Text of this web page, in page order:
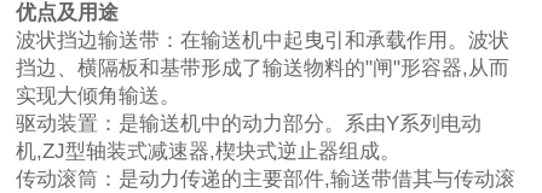
优点及用途
波状挡边输送带：在输送机中起曳引和承载作用。波状
挡边、横隔板和基带形成了输送物料的"闸"形容器,从而
实现大倾角输送。
驱动装置：是输送机中的动力部分。系由Y系列电动
机,ZJ型轴装式减速器,楔块式逆止器组成。
传动滚筒：是动力传递的主要部件,输送带借其与传动滚